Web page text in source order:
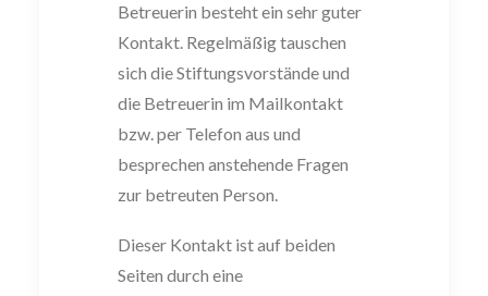
Betreuerin besteht ein sehr guter
Kontakt. Regelmäßig tauschen
sich die Stiftungsvorständeund
die Betreuerin im Mailkontakt
bzw. per Telefon aus und
besprechen anstehende Fragen
zur betreuten Person.
Dieser Kontakt ist auf beiden
Seiten durch eine